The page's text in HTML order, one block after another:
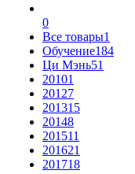
0
Все товары1
Обучение184
Ци Мэнь51
20101
20127
201315
20148
201511
201621
201718